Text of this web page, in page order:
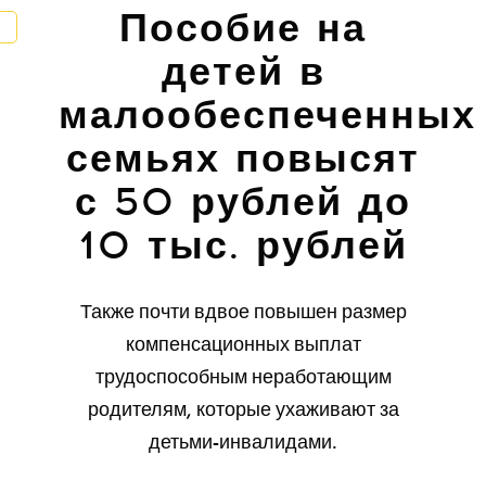
Пособие на
детей в
малообеспеченных
семьях повысят
с 50 рублей до
10 тыс. рублей
Также почти вдвое повышен размер
компенсационных выплат
трудоспособным неработающим
родителям, которые ухаживают за
детьми-инвалидами.